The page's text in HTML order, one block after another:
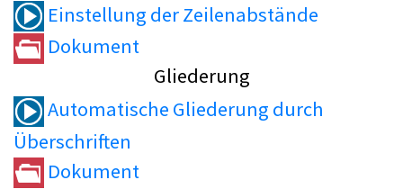
Einstellung der Zeilenabstände
Dokument
Gliederung
Automatische Gliederung durch
Überschriften
Dokument